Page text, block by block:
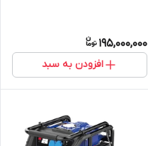
195,000,000
افزودن به سبد